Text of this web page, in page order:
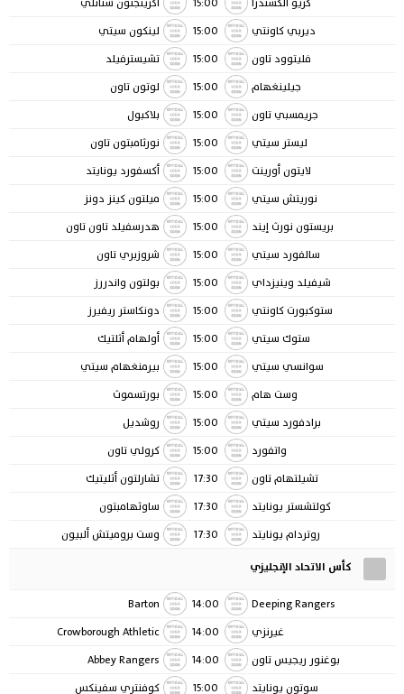
ديربي كاونتي
15:00
لينكون سيتي
فليتوود تاون
15:00
تشيسترفيلد
جيلينغهام
15:00
لوتون تاون
جريمسبي تاون
15:00
بلاكبول
ليستر سيتي
15:00
نورثامبتون تاون
لايتون أورينت
15:00
أكسفورد يونايتد
نوريتش سيتي
15:00
ميلتون كينز دونز
بريستون نورث إيند
15:00
هدرسفيلد تاون تاون
سالفورد سيتي
15:00
شروزبري تاون
شيفيلد وينيزداي
15:00
بولتون واندررز
ستوكبورت كاونتي
15:00
دونكاستر ريفيرز
ستوك سيتي
15:00
أولهام أثلتيك
سوانسي سيتي
15:00
بيرمنغهام سيتي
وست هام
15:00
بورتسموث
برادفورد سيتي
15:00
روشديل
واتفورد
15:00
كرولي تاون
تشيلتهام تاون
17:30
تشارلتون أثليتيك
كولتشستر يونايتد
17:30
ساوثهامبتون
روتردام يونايتد
17:30
وست بروميتش ألبيون
كأس الاتحاد الإنجليزي
Deeping Rangers
14:00
Barton
غيرنزي
14:00
Crowborough Athletic
بوغنور ريجيس تاون
14:00
Abbey Rangers
سوتون يونايتد
15:00
كوفنتري سفينكس